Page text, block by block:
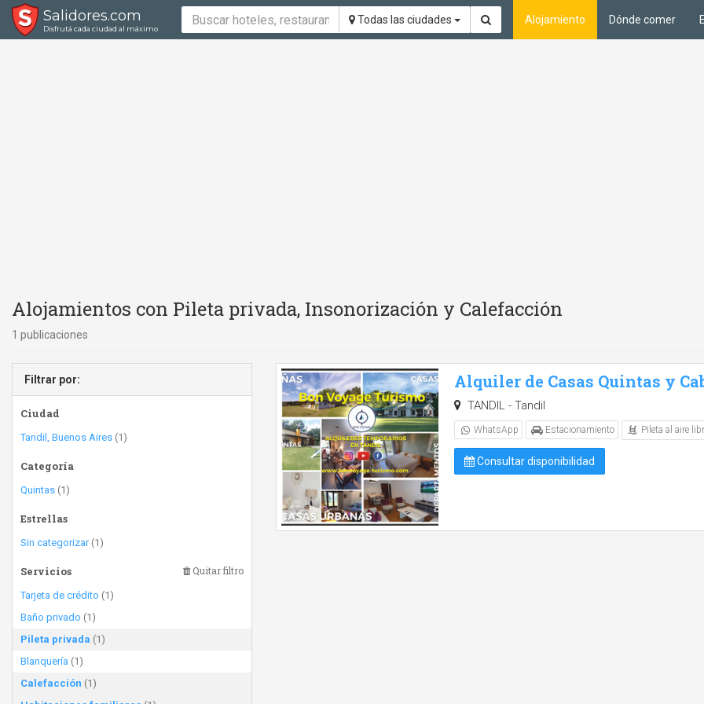
Salidores.com
Disfrutá cada ciudad al máximo
Todas las ciudades Alojamiento Dónde comer
Alojamientos con Pileta privada, Insonorización y Calefacción
1 publicaciones
Filtrar por:
Ciudad
Tandil, Buenos Aires (1)
Categoría
Quintas (1)
Estrellas
Sin categorizar(1)
Servicios Quitar filtro
Tarjeta de crédito (1)
Baño privado (1)
Pileta privada (1)
Blanquería (1)
Calefacción (1)
Alquiler de Casas Quintas y
TANDIL - Tandil
WhatsApp Estacionamiento Pileta al aire
Consultar disponibilidad